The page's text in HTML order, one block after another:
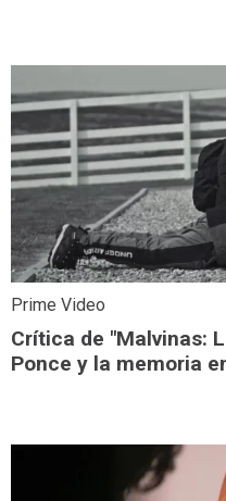
Prime Video
Crítica de "Malvinas:
Ponce y la memoria